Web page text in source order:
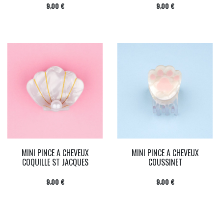
Prix
9,00 € Prix
9,00 €
MINI PINCE A CHEVEUX
COQUILLE ST JACQUES
Prix
9,00 €
MINI PINCE A CHEVEUX
COUSSINET
Prix
9,00 €